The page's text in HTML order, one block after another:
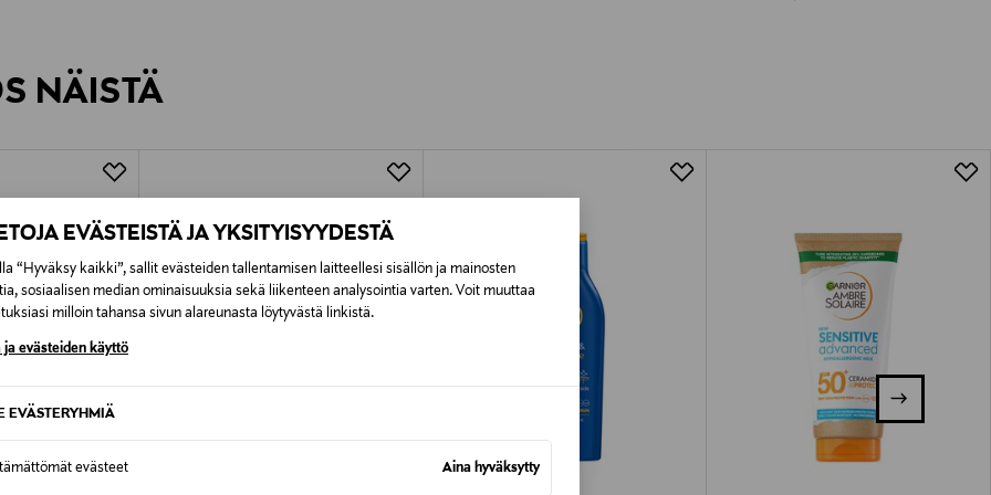
EVÄSTEISTÄ JA YKSITYISYYDESTÄ
“Hyväksy kaikki”, sallit evästeiden tallentamisen laitteellesi sisällön ja mainosten
sosiaalisen median ominaisuuksia sekä liikenteen analysointia varten. Voit muuttaa
milloin tahansa sivun alareunasta löytyvästä linkistä.
ja evästeiden käyttö
EVÄSTERYHMIÄ
evästeet Aina hyväksytty
Alk. 6,90 €, kun toimitus on saatavilla valittuun osoitteeseen.
NÄISTÄ